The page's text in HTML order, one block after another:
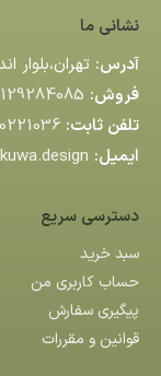
نشانی ما
آدرس: تهران،بلوار
فروش:
تلفن ثابت:
ایمیل:
دسترسی سریع
سبد خرید
حساب کاربری من
پیگیری سفارش
قوانین و مقررات